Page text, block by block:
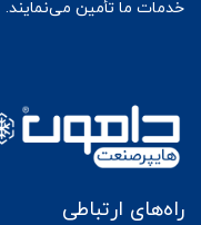
خدمات ما تأمین می‌نمایند.
راه‌های ارتباطی